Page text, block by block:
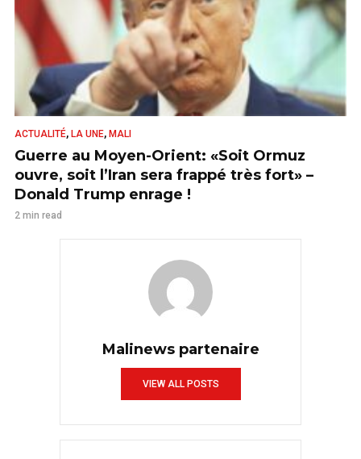
ACTUALITÉ, LA UNE, MALI
Guerre au Moyen-Orient: «Soit Ormuz
ouvre, soit l’Iran sera frappé très fort» –
Donald Trump enrage !
2 min read
Malinews partenaire
VIEW ALL POSTS